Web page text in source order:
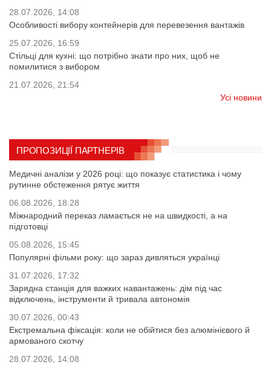
28.07.2026, 14:08
Особливості вибору контейнерів для перевезення вантажів
25.07.2026, 16:59
Стільці для кухні: що потрібно знати про них, щоб не
помилитися з вибором
21.07.2026, 21:54
Усі новини
ПРОПОЗИЦІЇ ПАРТНЕРІВ
Медичні аналізи у 2026 році: що показує статистика і чому
рутинне обстеження рятує життя
06.08.2026, 18:28
Міжнародний переказ ламається не на швидкості, а на
підготовці
05.08.2026, 15:45
Популярні фільми року: що зараз дивляться українці
31.07.2026, 17:32
Зарядна станція для важких навантажень: дім під час
відключень, інструменти й тривала автономія
30.07.2026, 00:43
Екстремальна фіксація: коли не обійтися без алюмінієвого й
армованого скотчу
28.07.2026, 14:08